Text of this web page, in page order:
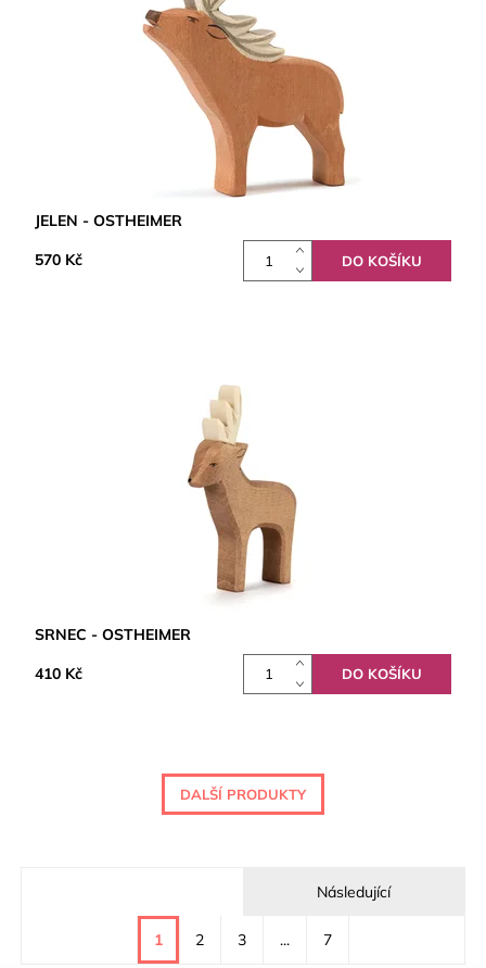
JELEN - OSTHEIMER
570 Kč
SRNEC - OSTHEIMER
410 Kč
DALŠÍ PRODUKTY
Následující
1 2 3 ... 7